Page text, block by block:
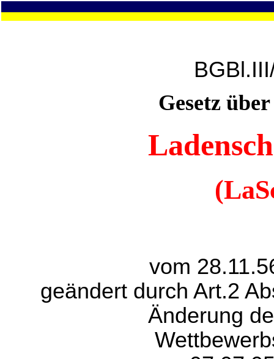
Gesetz
vom
geändert durch Art.2
Änderung